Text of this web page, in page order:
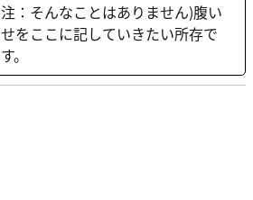
注：そんなことはありません)腹い
せをここに記していきたい所存で
す。